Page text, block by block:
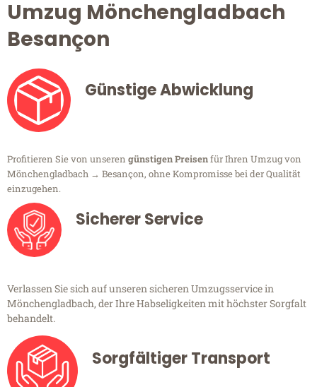
Umzug Mönchengladbach
Besançon
Günstige Abwicklung
Profitieren Sie von unseren günstigen Preisenfür Ihren Umzug von
Mönchengladbach → Besançon, ohne Kompromisse bei der Qualität
einzugehen.
Sicherer Service
Verlassen Sie sich auf unseren sicheren Umzugsservice in
Mönchengladbach, der Ihre Habseligkeiten mit höchster Sorgfalt
behandelt.
Sorgfältiger Transport